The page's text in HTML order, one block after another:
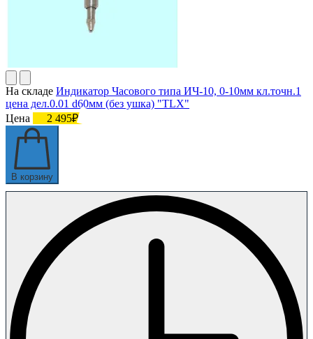
На складе Индикатор Часового типа ИЧ-10, 0-10мм кл.точн.1
цена дел.0.01 d60мм (без ушка) "TLX"
Цена
2 495₽
В корзину